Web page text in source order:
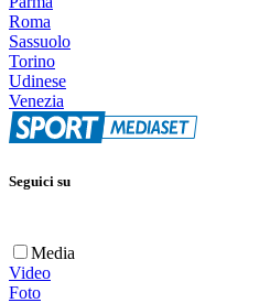
Roma
Sassuolo
Torino
Udinese
Venezia
Seguici su
Media
Video
Foto